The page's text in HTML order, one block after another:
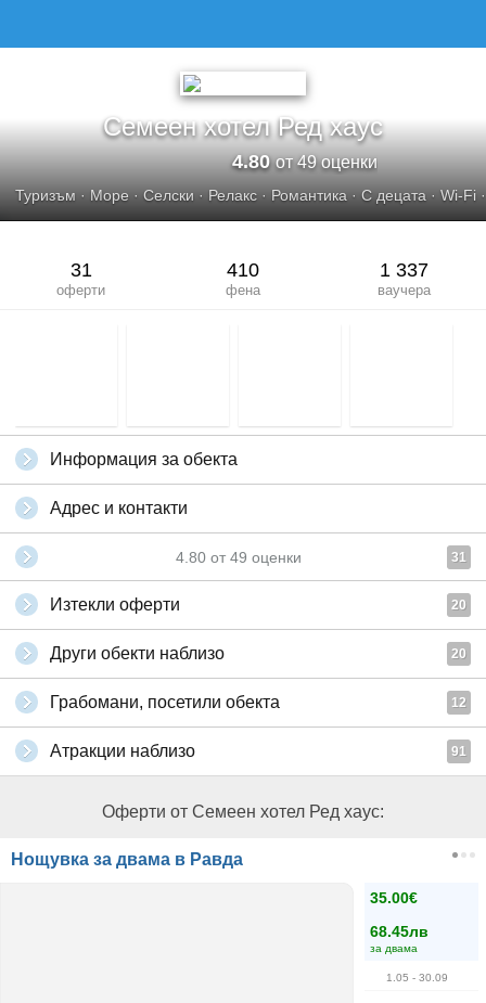
Семеен хотел Ред хаус
4.80от 49 оценки
Туризъм · Море · Селски · Релакс · Романтика · С децата · Wi-Fi
31
оферти
410
фена
1 337
ваучера
Информация за обекта
Адрес и контакти
4.80 от 49 оценки 31
Изтекли оферти 20
Други обекти наблизо 20
Грабомани, посетили обекта 12
Атракции наблизо 91
Оферти от Семеен хотел Ред хаус:
Нощувка за двама в Равда
35.00€
68.45лв
за двама
1.05 - 30.09